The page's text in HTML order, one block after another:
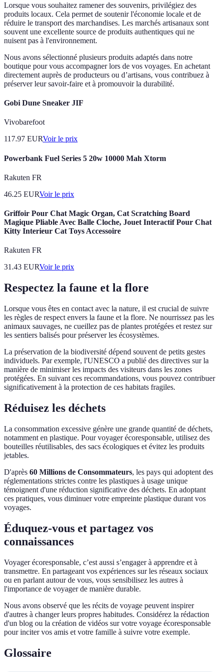
Lorsque vous souhaitez ramener des souvenirs, privilégiez des
produits locaux. Cela permet de soutenir l'économie locale et de
réduire le transport des marchandises. Les marchés artisanaux sont
souvent une excellente source de produits authentiques qui ne
nuisent pas à l'environnement.
Nous avons sélectionné plusieurs produits adaptés dans notre
boutique pour vous accompagner lors de vos voyages. En achetant
directement auprès de producteurs ou d’artisans, vous contribuez à
préserver leur savoir-faire et à promouvoir la durabilité.
Gobi Dune Sneaker JIF
Vivobarefoot
117.97 EURVoir le prix
Powerbank Fuel Series 5 20w 10000 Mah Xtorm
Rakuten FR
46.25 EURVoir le prix
Griffoir Pour Chat Magic Organ, Cat Scratching Board
Magique Pliable Avec Balle Cloche, Jouet Interactif Pour Chat
Kitty Interieur Cat Toys Accessoire
Rakuten FR
31.43 EURVoir le prix
Respectez la faune et la flore
Lorsque vous êtes en contact avec la nature, il est crucial de suivre
les règles de respect envers la faune et la flore. Ne nourrissez pas les
animaux sauvages, ne cueillez pas de plantes protégées et restez sur
les sentiers balisés pour préserver les écosystèmes.
La préservation de la biodiversité dépend souvent de petits gestes
individuels. Par exemple, l'UNESCO a publié des directives sur la
manière de minimiser les impacts des visiteurs dans les zones
protégées. En suivant ces recommandations, vous pouvez contribuer
significativement à la protection de ces habitats fragiles.
Réduisez les déchets
La consommation excessive génère une grande quantité de déchets,
notamment en plastique. Pour voyager écoresponsable, utilisez des
bouteilles réutilisables, des sacs écologiques et évitez les produits
jetables.
D'après 60 Millions de Consommateurs, les pays qui adoptent des
réglementations strictes contre les plastiques à usage unique
témoignent d'une réduction significative des déchets. En adoptant
ces pratiques, vous diminuer votre empreinte plastique durant vos
voyages.
Éduquez-vous et partagez vos
connaissances
Voyager écoresponsable, c’est aussi s’engager à apprendre et à
transmettre. En partageant vos expériences sur les réseaux sociaux
ou en parlant autour de vous, vous sensibilisez les autres à
l'importance de voyager de manière durable.
Nous avons observé que les récits de voyage peuvent inspirer
d'autres à changer leurs propres habitudes. Considérez la rédaction
d'un blog ou la création de vidéos sur votre voyage écoresponsable
pour inciter vos amis et votre famille à suivre votre exemple.
Glossaire